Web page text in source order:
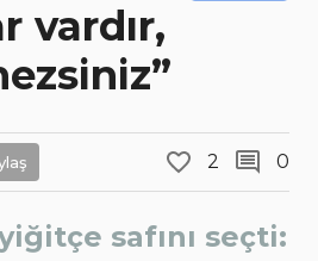
vardır,
2 0
safını seçti: